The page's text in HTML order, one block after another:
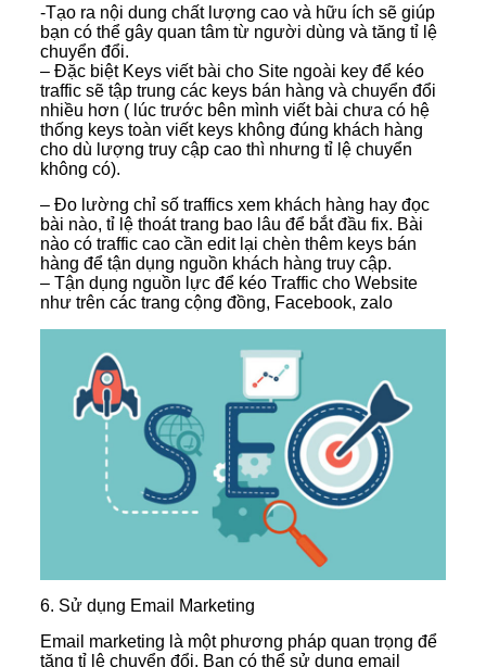
-Tạo ra nội dung chất lượng cao và hữu ích sẽ giúp
bạn có thể gây quan tâm từ người dùng và tăng tỉ lệ
chuyển đổi.
– Đặc biệt Keys viết bài cho Site ngoài key để kéo
traffic sẽ tập trung các keys bán hàng và chuyển đổi
nhiều hơn ( lúc trước bên mình viết bài chưa có hệ
thống keys toàn viết keys không đúng khách hàng
cho dù lượng truy cập cao thì nhưng tỉ lệ chuyển
không có).
– Đo lường chỉ số traffics xem khách hàng hay đọc
bài nào, tỉ lệ thoát trang bao lâu để bắt đầu fix. Bài
nào có traffic cao cần edit lại chèn thêm keys bán
hàng để tận dụng nguồn khách hàng truy cập.
– Tận dụng nguồn lực để kéo Traffic cho Website
như trên các trang cộng đồng, Facebook, zalo
6. Sử dụng Email Marketing
Email marketing là một phương pháp quan trọng để
tăng tỉ lệ chuyển đổi. Bạn có thể sử dụng email